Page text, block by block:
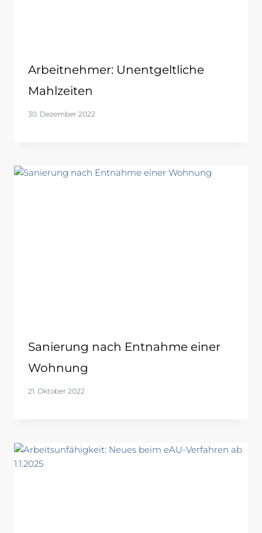
Arbeitnehmer: Unentgeltliche
Mahlzeiten
30. Dezember 2022
Sanierung nach Entnahme einer
Wohnung
21. Oktober 2022